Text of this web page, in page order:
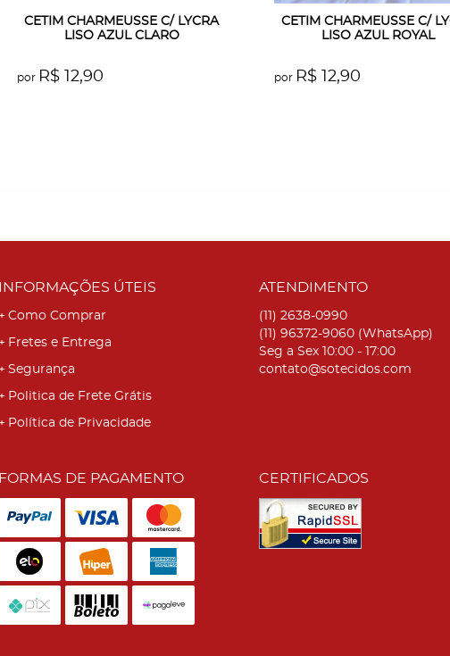
CETIM CHARMEUSSE C/ LYCRA
LISO AZUL CLARO
por R$ 12,90
CETIM CHARMEUSSE C/
LISO AZUL ROYAL
por R$ 12,90
INFORMAÇÕES ÚTEIS
Como Comprar
Fretes e Entrega
Segurança
Politica de Frete Grátis
Política de Privacidade
ATENDIMENTO
(11) 2638-0990
(11) 96372-9060 (WhatsApp)
Seg a Sex 10:00 - 17:00
contato@sotecidos.com
FORMAS DE PAGAMENTO CERTIFICADOS